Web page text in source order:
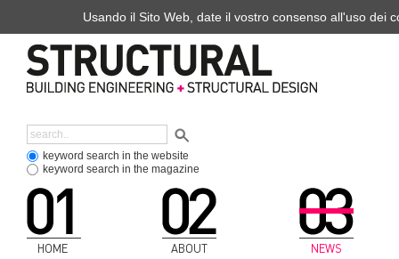
keyword search in the website
keyword search in the magazine
HOME ABOUT NEWS
Usando il Sito Web, date il vostro consenso all'uso